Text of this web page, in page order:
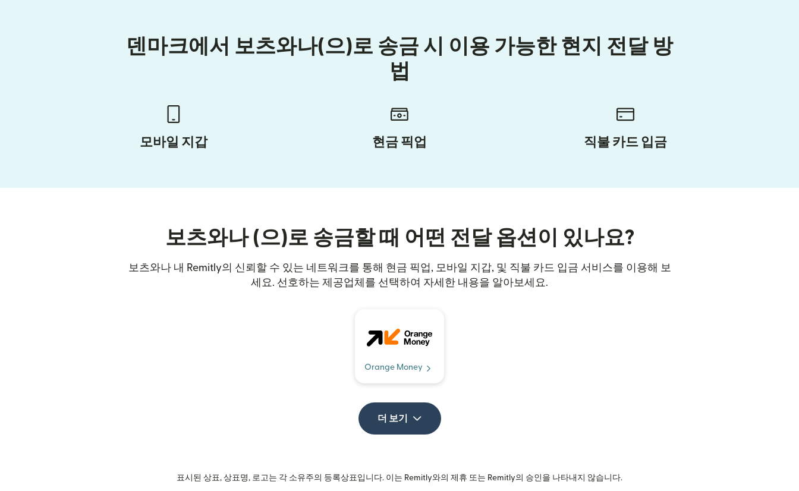
덴마크에서 보츠와나(으)로 송금 시 이용 가능한 현지 전달 방
법
모바일 지갑 현금 픽업 직불 카드 입금
보츠와나 (으)로 송금할 때 어떤 전달 옵션이 있나요?
보츠와나 내 Remitly의 신뢰할 수 있는 네트워크를 통해 현금 픽업, 모바일 지갑, 및 직불 카드 입금 서비스를 이용해 보
세요. 선호하는 제공업체를 선택하여 자세한 내용을 알아보세요.
Orange Money
더 보기
표시된 상표, 상표명, 로고는 각 소유주의 등록상표입니다. 이는 Remitly와의 제휴 또는 Remitly의 승인을 나타내지 않습니다.